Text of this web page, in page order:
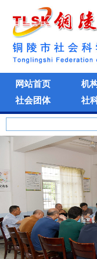
网站首页 机
社会团体
社